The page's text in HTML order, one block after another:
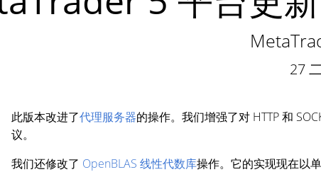
27
此版本改进了代理服务器的操作。我们增强了对 HTTP 和
议。
我们还修改了 OpenBLAS 线性代数库操作。它的实现现在以